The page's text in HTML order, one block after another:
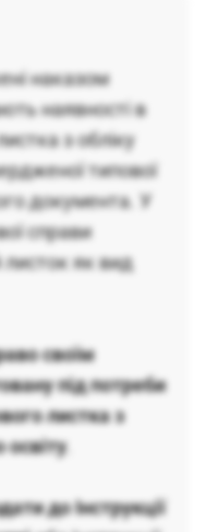
наказом
наявності в
з обліку
типової
документа. У
справи
як вид
своїм
під потреби
листка з
освіту.
до Інструкції